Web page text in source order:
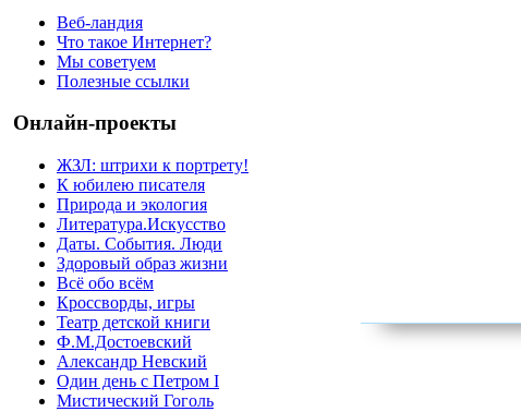
Веб-ландия
Что такое Интернет?
Мы советуем
Полезные ссылки
Онлайн-проекты
ЖЗЛ: штрихи к портрету!
К юбилею писателя
Природа и экология
Литература.Искусство
Даты. События. Люди
Здоровый образ жизни
Всё обо всём
Кроссворды, игры
Театр детской книги
Ф.М.Достоевский
Александр Невский
Один день с Петром I
Мистический Гоголь